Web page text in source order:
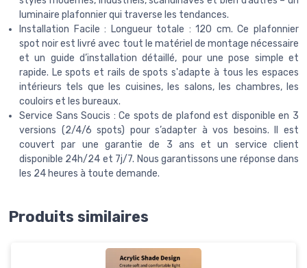
luminaire plafonnier qui traverse les tendances.
Installation Facile : Longueur totale : 120 cm. Ce plafonnier
spot noir est livré avec tout le matériel de montage nécessaire
et un guide d’installation détaillé, pour une pose simple et
rapide. Le spots et rails de spots s'adapte à tous les espaces
intérieurs tels que les cuisines, les salons, les chambres, les
couloirs et les bureaux.
Service Sans Soucis : Ce spots de plafond est disponible en 3
versions (2/4/6 spots) pour s’adapter à vos besoins. Il est
couvert par une garantie de 3 ans et un service client
disponible 24h/24 et 7j/7. Nous garantissons une réponse dans
les 24 heures à toute demande.
Produits similaires